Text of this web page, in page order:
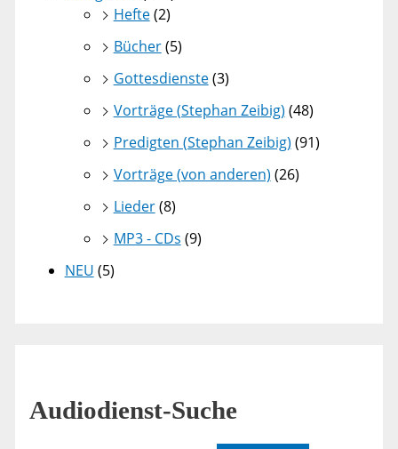
Hefte(2)
Bücher(5)
Gottesdienste(3)
Vorträge (Stephan Zeibig) (48)
Predigten (Stephan Zeibig) (91)
Vorträge (von anderen) (26)
Lieder(8)
MP3 - CDs (9)
NEU (5)
Audiodienst-Suche